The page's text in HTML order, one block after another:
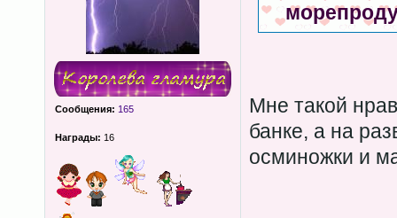
Сообщения: 165
Награды: 16
Мне такой
банке, а на
осминожки и